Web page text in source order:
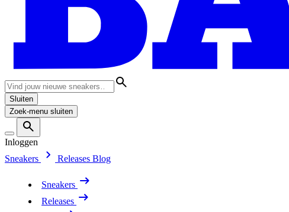
Sluiten
Zoek-menu sluiten
Inloggen
Sneakers
Releases Blog
Sneakers
Releases